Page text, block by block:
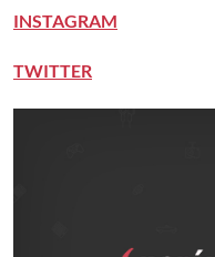
INSTAGRAM
TWITTER